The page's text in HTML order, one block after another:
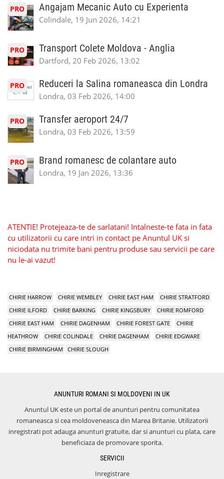
PRO Angajam Mecanic Auto cu Experienta
Colindale, 19 Jun 2026, 14:21
PRO Transport Colete Moldova - Anglia
Dartford, 20 Feb 2026, 13:02
PRO Reduceri la Salina romaneasca din Londra
Londra, 03 Feb 2026, 14:00
PRO Transfer aeroport 24/7
Londra, 03 Feb 2026, 13:59
PRO Brand romanesc de colantare auto
Londra, 19 Jan 2026, 13:36
ATENTIE! Protejeaza-te de sarlatani! Intalneste-te fata in fata
cu utilizatorii cu care intri in contact pe Anuntul UK si
niciodata nu trimite bani pentru produse sau servicii pe care
nu le-ai vazut!
CHIRIE HARROW CHIRIE WEMBLEY CHIRIE EAST HAM
CHIRIE STRATFORD
CHIRIE ILFORD
CHIRIE BARKING CHIRIE KINGSBURY
CHIRIE ROMFORD
CHIRIE EAST HAM
CHIRIE DAGENHAM CHIRIE FOREST GATE
CHIRIE
HEATHROW
CHIRIE COLINDALE CHIRIE DAGENHAM
CHIRIE EDGWARE
CHIRIE BIRMINGHAM
CHIRIE SLOUGH
ANUNTURI ROMANI SI MOLDOVENI IN UK
Anuntul UK este un portal de anunturi pentru comunitatea
romaneasca si cea moldoveneasca din Marea Britanie. Utilizatorii
inregistrati pot adauga anunturi gratuite, dar si anunturi cu plata, care
beneficiaza de promovare sporita.
SERVICII
Inregistrare